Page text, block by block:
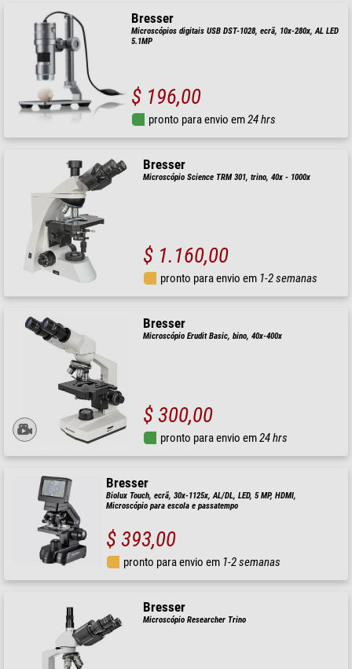
Bresser
Microscópios digitais USB DST-1028, ecrã, 10x-280x, AL LED
5.1MP
$ 196,00
pronto para envio em24 hrs
Bresser
Microscópio Science TRM 301, trino, 40x - 1000x
$ 1.160,00
pronto para envio em 1-2 semanas
Bresser
Microscópio Erudit Basic, bino, 40x-400x
$ 300,00
pronto para envio em24 hrs
Bresser
Biolux Touch, ecrã, 30x-1125x, AL/DL, LED, 5 MP, HDMI,
Microscópio para escola e passatempo
$ 393,00
pronto para envio em 1-2 semanas
Bresser
Microscópio Researcher Trino